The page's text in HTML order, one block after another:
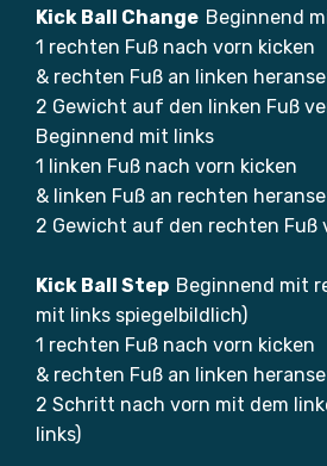
Kick Ball Change Beginnend
1 rechten Fuß nach vorn kicken
& rechten Fuß an linken
2 Gewicht auf den linken Fuß
Beginnend mit links
1 linken Fuß nach vorn kicken
& linken Fuß an rechten
2 Gewicht auf den rechten Fuß
Kick Ball Step Beginnend mit
mit links spiegelbildlich)
1 rechten Fuß nach vorn kicken
& rechten Fuß an linken
2 Schritt nach vorn mit dem
links)